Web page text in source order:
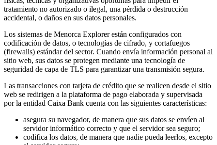
tratamiento no autorizado o ilegal, una pérdida o destrucción
accidental, o daños en sus datos personales.
Los sistemas de Menorca Explorer están configurados con
codificación de datos, o tecnologías de cifrado, y cortafuegos
(firewalls) estándar del sector. Cuando envía información personal al
sitio web, sus datos se protegen mediante una tecnología de
seguridad de capa de TLS para garantizar una transmisión segura.
Las transacciones con tarjeta de crédito que se realicen desde el sitio
web se redirigen a la plataforma de pago elaborada y supervisada
por la entidad Caixa Bank cuenta con las siguientes características:
asegura su navegador, de manera que sus datos se envíen al
servidor informático correcto y que el servidor sea seguro;
codifica los datos, de manera que nadie pueda leerlos, excepto